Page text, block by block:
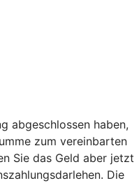
abgeschlossen haben,
zum vereinbarten
Sie das Geld aber jetzt
Die